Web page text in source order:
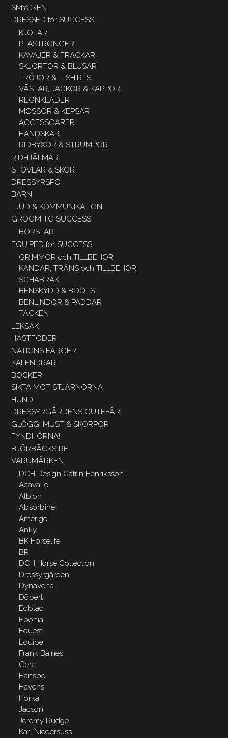
SMYCKEN
DRESSED for SUCCESS
KJOLAR
PLASTRONGER
KAVAJER & FRACKAR
SKJORTOR & BLUSAR
TRÖJOR & T-SHIRTS
VÄSTAR, JACKOR & KAPPOR
REGNKLÄDER
MÖSSOR & KEPSAR
ACCESSOARER
HANDSKAR
RIDBYXOR & STRUMPOR
RIDHJÄLMAR
STÖVLAR & SKOR
DRESSYRSPÖ
BARN
LJUD & KOMMUNIKATION
GROOM TO SUCCESS
BORSTAR
EQUIPED for SUCCESS
GRIMMOR och TILLBEHÖR
KANDAR, TRÄNS och TILLBEHÖR
SCHABRAK
BENSKYDD & BOOTS
BENLINDOR & PADDAR
TÄCKEN
LEKSAK
HÄSTFODER
NATIONS FÄRGER
KALENDRAR
BÖCKER
SIKTA MOT STJÄRNORNA
HUND
DRESSYRGÅRDENS GUTEFÅR
GLÖGG, MUST & SKORPOR
FYNDHÖRNA!
BJÖRBÄCKS RF
VARUMÄRKEN
DCH Design Catrin Henriksson
Acavallo
Albion
Absorbine
Amerigo
Anky
BK Horselife
BR
DCH Horse Collection
Dressyrgården
Dynavena
Döbert
Edblad
Eponia
Equest
Equipe
Frank Baines
Gera
Hansbo
Havens
Horka
Jacson
Jeremy Rudge
Karl Niedersüss